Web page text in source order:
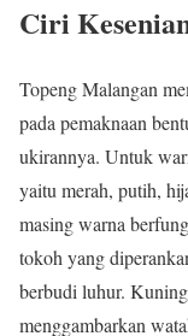
Ciri
Topeng Malangan
pada pemaknaan
ukirannya. Untuk
yaitu merah, putih,
masing warna
tokoh yang
berbudi luhur.
menggambarkan